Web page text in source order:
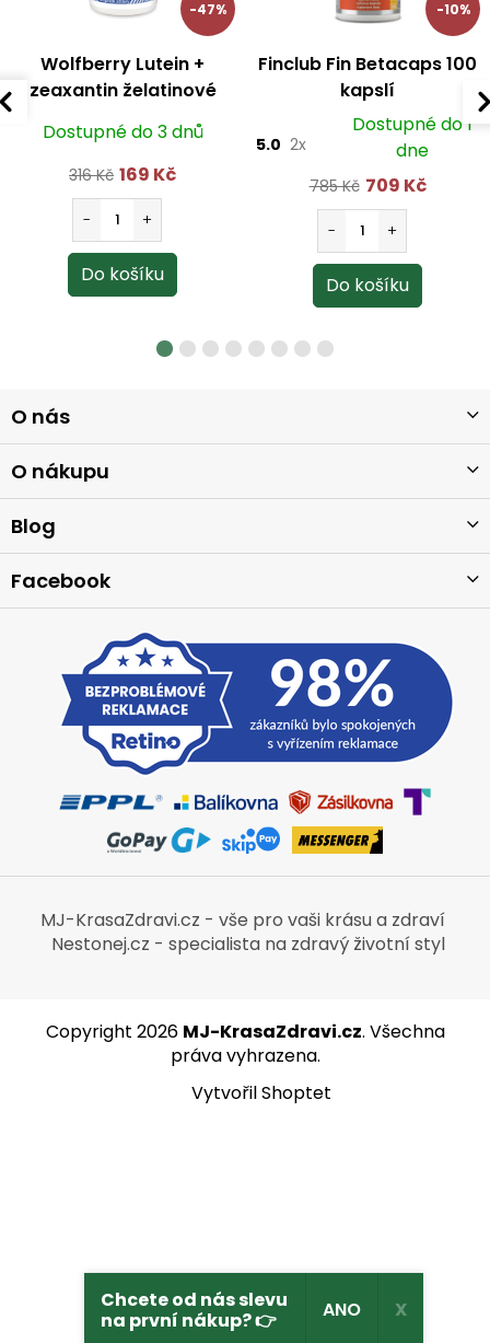
-47%
Wolfberry Lutein +
zeaxantin želatinové
Dostupné do 3 dnů
316 Kč 169 Kč
-10%
Finclub Fin Betacaps 100
kapslí
5.0 2x
Dostupné do 1
dne
785 Kč 709 Kč
á
p
a
t
O nás
O nákupu
Blog
Facebook
MJ-KrasaZdravi.cz - vše pro vaši krásu a zdraví
Nestonej.cz - specialista na zdravý životní styl
Vytvořil Shoptet
Copyright 2026 MJ-KrasaZdravi.cz. Všechna
práva vyhrazena.
Chcete od nás slevu
na první nákup? 👉
ANO X